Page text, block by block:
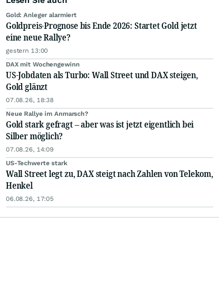
Gold: Anleger alarmiert
Goldpreis-Prognose bis Ende 2026: Startet Gold jetzt
eine neue Rallye?
gestern 13:00
DAX mit Wochengewinn
US-Jobdaten als Turbo: Wall Street und DAX steigen,
Gold glänzt
07.08.26, 18:38
Neue Rallye im Anmarsch?
Gold stark gefragt – aber was ist jetzt eigentlich bei
Silber möglich?
07.08.26, 14:09
US-Techwerte stark
Wall Street legt zu, DAX steigt nach Zahlen von Telekom,
Henkel
06.08.26, 17:05